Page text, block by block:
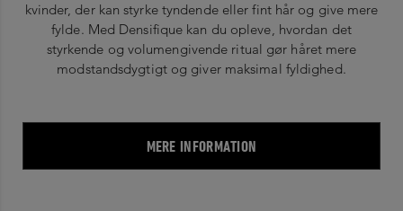
kvinder, der kan styrke tyndende eller fint hår og give mere
fylde. Med Densifique kan du opleve, hvordan det
styrkende og volumengivende ritual gør håret mere
modstandsdygtigt og giver maksimal fyldighed.
MERE INFORMATION